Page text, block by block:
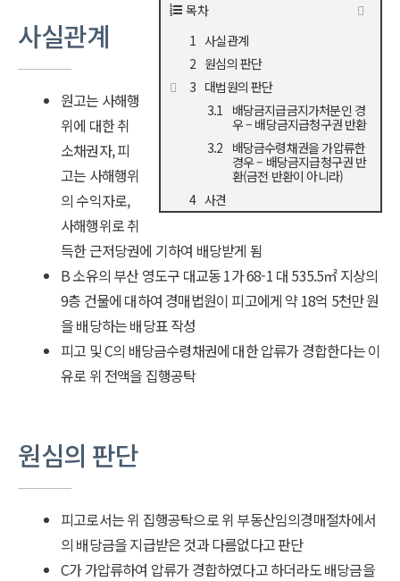
목차
사실관계
원심의 판단
대법원의 판단
배당금지급금지가처분인 경
우 – 배당금지급청구권 반환
배당금수령채권을 가압류한
경우 – 배당금지급청구권 반
환(금전 반환이 아니라)
사견
사실관계
원고는 사해행
위에 대한 취
소채권자, 피
고는 사해행위
의 수익자로,
사해행위로 취
득한 근저당권에 기하여 배당받게 됨
B 소유의 부산 영도구 대교동 1가 68-1 대 535.5㎡ 지상의
9층 건물에 대하여 경매법원이 피고에게 약 18억 5천만 원
을 배당하는 배당표 작성
피고 및 C의 배당금수령채권에 대한 압류가 경합한다는 이
유로 위 전액을 집행공탁
원심의 판단
피고로서는 위 집행공탁으로 위 부동산임의경매절차에서
의 배당금을 지급받은 것과 다름없다고 판단
C가 가압류하여 압류가 경합하였다고 하더라도 배당금을